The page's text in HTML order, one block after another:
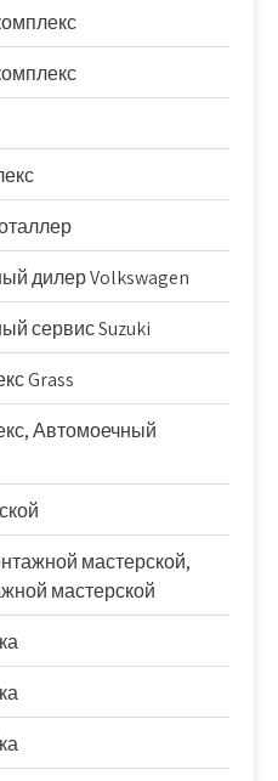
дилер Volkswagen
сервис Suzuki
Grass
Автомоечный
мастерской,
мастерской